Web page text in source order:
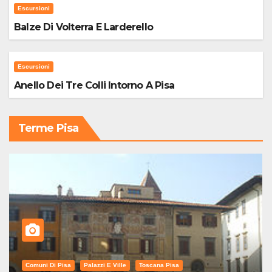
Escursioni
Balze Di Volterra E Larderello
Escursioni
Anello Dei Tre Colli Intorno A Pisa
Terme Pisa
Comuni Di Pisa Palazzi E Ville Toscana Pisa